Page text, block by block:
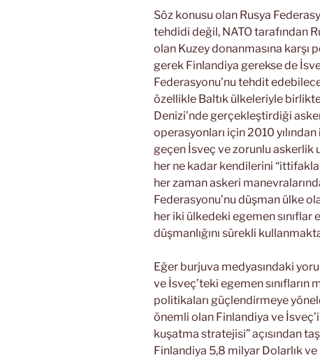
Söz konusu olan Rusya
tehdidi değil, NATO tarafından
olan Kuzey donanmasına karşı
gerek Finlandiya gerekse de
Federasyonu’nu tehdit
özellikle Baltık ülkeleriyle
Denizi’nde gerçekleştirdiği
operasyonları için 2010
geçen İsveç ve zorunlu askerlik
her ne kadar kendilerini
her zaman askeri
Federasyonu’nu düşman ülke
her iki ülkedeki egemen sınıflar
düşmanlığını sürekli
Eğer burjuva medyasındaki
ve İsveç’teki egemen
politikaları güçlendirmeye
önemli olan Finlandiya ve
kuşatma stratejisi” açısından
Finlandiya 5,8 milyar Dolarlık